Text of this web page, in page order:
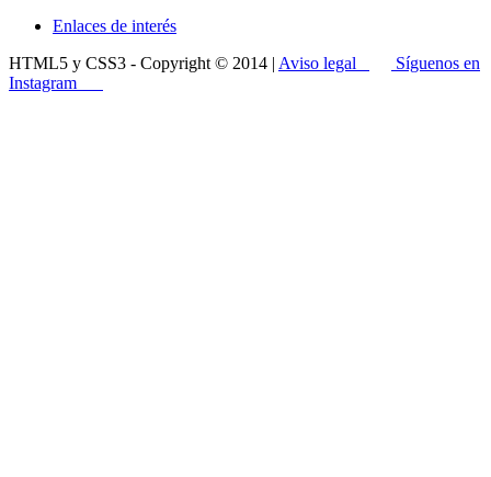
Enlaces de interés
HTML5 y CSS3 - Copyright © 2014 | Aviso legal
Síguenos en
Instagram